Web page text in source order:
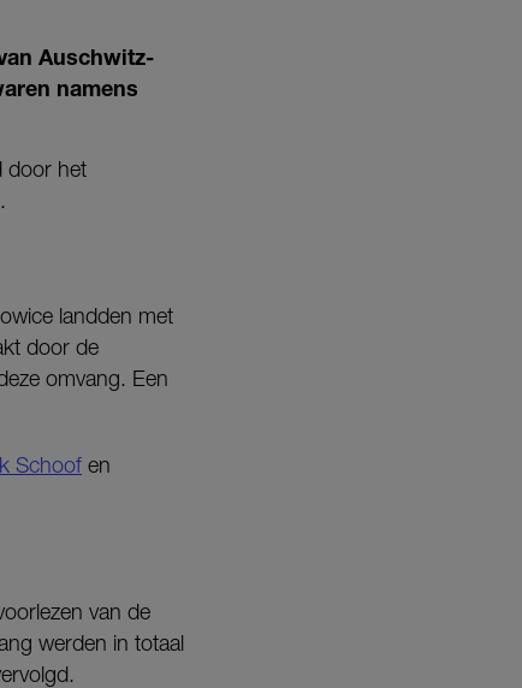
Auschwitz-
namens
door het
landden met
door de
omvang. Een
Schoof en
van de
werden in totaal